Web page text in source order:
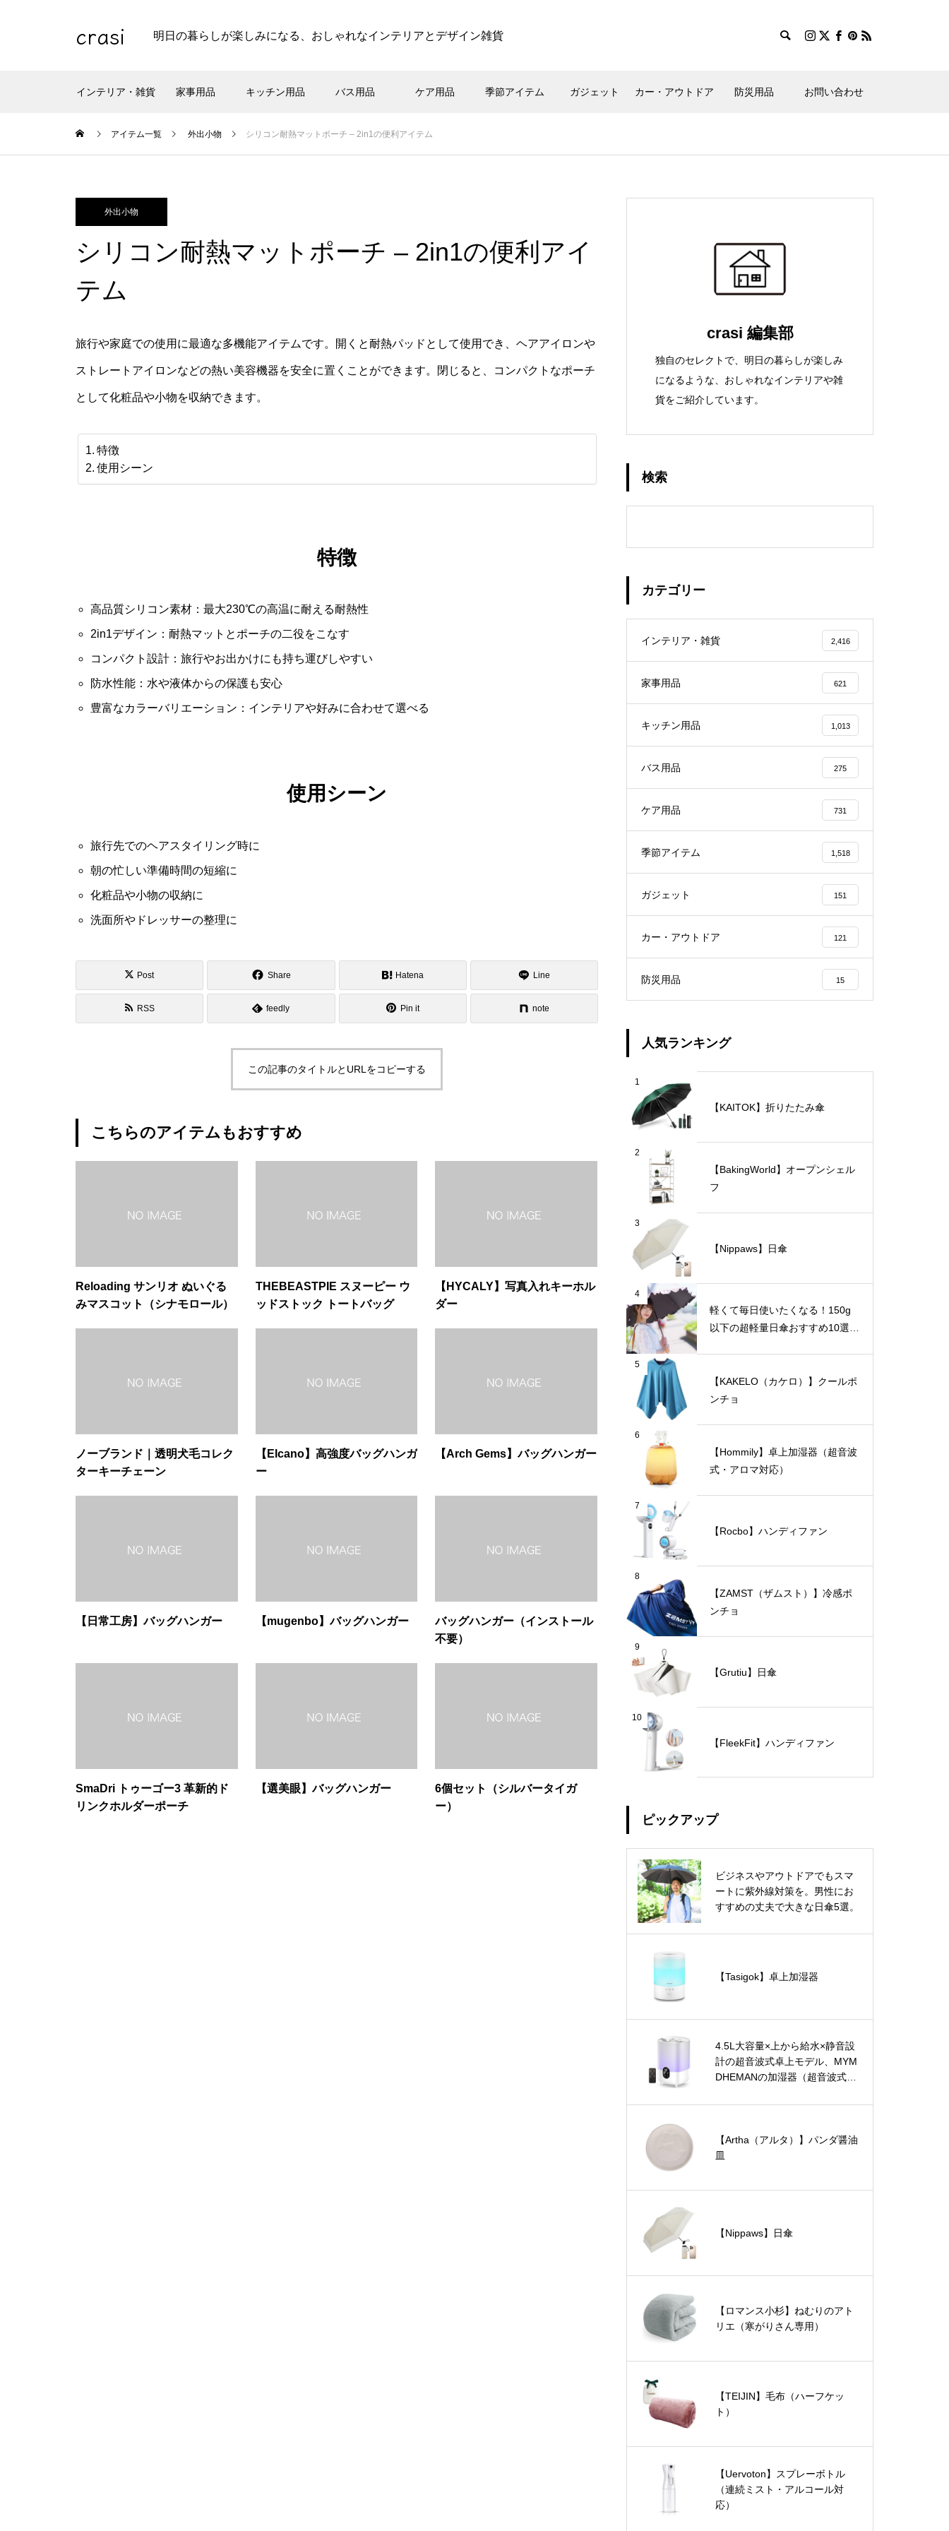
crasi 明日の暮らしが楽しみになる、おしゃれなインテリアとデザイン雑貨
インテリア・雑貨 家事用品 キッチン用品 バス用品 ケア用品 季節アイテム ガジェット カー・アウトドア 防災用品 お問い合わせ
アイテム一覧 外出小物 シリコン耐熱マットポーチ – 2in1の便利アイテム
外出小物
シリコン耐熱マットポーチ – 2in1の便利アイ
テム
旅行や家庭での使用に最適な多機能アイテムです。開くと耐熱パッドとして使用でき、ヘアアイロンや
ストレートアイロンなどの熱い美容機器を安全に置くことができます。閉じると、コンパクトなポーチ
として化粧品や小物を収納できます。
特徴
使用シーン
特徴
高品質シリコン素材：最大230℃の高温に耐える耐熱性
2in1デザイン：耐熱マットとポーチの二役をこなす
コンパクト設計：旅行やお出かけにも持ち運びしやすい
防水性能：水や液体からの保護も安心
豊富なカラーバリエーション：インテリアや好みに合わせて選べる
使用シーン
旅行先でのヘアスタイリング時に
朝の忙しい準備時間の短縮に
化粧品や小物の収納に
洗面所やドレッサーの整理に
Post Share Hatena Line
RSS feedly Pin it note
この記事のタイトルとURLをコピーする
こちらのアイテムもおすすめ
Reloading サンリオ ぬいぐる
みマスコット（シナモロール）
THEBEASTPIE スヌーピー ウ
ッドストック トートバッグ
【HYCALY】写真入れキーホル
ダー
ノーブランド｜透明犬毛コレク
ターキーチェーン
【Elcano】高強度バッグハンガ
ー
【Arch Gems】バッグハンガー
【日常工房】バッグハンガー 【mugenbo】バッグハンガー
バッグハンガー（インストール
不要）
SmaDri トゥーゴー3 革新的ド
リンクホルダーポーチ
【選美眼】バッグハンガー
6個セット（シルバータイガ
ー）
crasi 編集部
独自のセレクトで、明日の暮らしが楽しみ
になるような、おしゃれなインテリアや雑
貨をご紹介しています。
検索
カテゴリー
インテリア・雑貨 2,416
家事用品 621
キッチン用品 1,013
バス用品 275
ケア用品 731
季節アイテム 1,518
ガジェット 151
カー・アウトドア 121
防災用品 15
人気ランキング
1
【KAITOK】折りたたみ傘
2
【BakingWorld】オープンシェル
フ
3
【Nippaws】日傘
4
軽くて毎日使いたくなる！150g
以下の超軽量日傘おすすめ10選
5
【KAKELO（カケロ）】クールポ
ンチョ
6
【Hommily】卓上加湿器（超音波
式・アロマ対応）
7
【Rocbo】ハンディファン
8
【ZAMST（ザムスト）】冷感ポ
ンチョ
9
【Grutiu】日傘
10
【FleekFit】ハンディファン
ピックアップ
ビジネスやアウトドアでもスマ
ートに紫外線対策を。男性にお
すすめの丈夫で大きな日傘5選。
【Tasigok】卓上加湿器
4.5L大容量×上から給水×静音設
計の超音波式卓上モデル、MYM
DHEMANの加湿器（超音波式・
【Artha（アルタ）】パンダ醤油
皿
【Nippaws】日傘
【ロマンス小杉】ねむりのアト
リエ（寒がりさん専用）
【TEIJIN】毛布（ハーフケッ
ト）
【Uervoton】スプレーボトル
（連続ミスト・アルコール対
応）